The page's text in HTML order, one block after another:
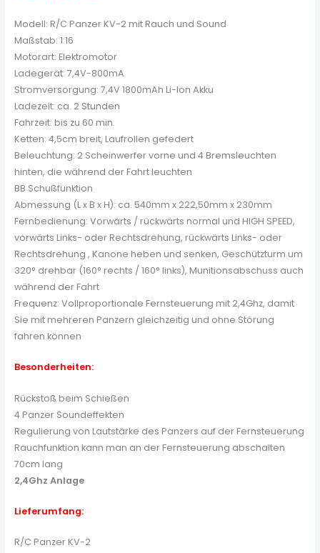
Modell: R/C Panzer KV-2 mit Rauch und Sound
Maßstab: 1:16
Motorart: Elektromotor
Ladegerät: 7,4V-800mA
Stromversorgung: 7,4V 1800mAh Li-Ion Akku
Ladezeit: ca. 2 Stunden
Fahrzeit: bis zu 60 min.
Ketten: 4,5cm breit, Laufrollen gefedert
Beleuchtung: 2 Scheinwerfer vorne und 4 Bremsleuchten
hinten, die während der Fahrt leuchten
BB Schußfunktion
Abmessung (L x B x H): ca. 540mm x 222,50mm x 230mm
Fernbedienung: Vorwärts / rückwärts normal und HIGH SPEED,
vorwärts Links- oder Rechtsdrehung, rückwärts Links- oder
Rechtsdrehung , Kanone heben und senken, Geschützturm um
320° drehbar (160° rechts / 160° links), Munitionsabschuss auch
während der Fahrt
Frequenz: Vollproportionale Fernsteuerung mit 2,4Ghz, damit
Sie mit mehreren Panzern gleichzeitig und ohne Störung
fahren können
Besonderheiten:
Rückstoß beim Schießen
4 Panzer Soundeffekten
Regulierung von Lautstärke des Panzers auf der Fernsteuerung
Rauchfunktion kann man an der Fernsteuerung abschalten
70cm lang
2,4Ghz Anlage
Lieferumfang:
R/C Panzer KV-2